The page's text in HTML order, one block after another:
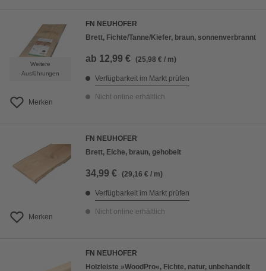
Weitere
Ausführungen
Merken
FN NEUHOFER
Brett, Fichte/Tanne/Kiefer, braun, sonnenverbrannt
ab 12,99 € (25,98 € / m)
Verfügbarkeit im Markt prüfen
Nicht online erhältlich
Merken
FN NEUHOFER
Brett, Eiche, braun, gehobelt
34,99 € (29,16 € / m)
Verfügbarkeit im Markt prüfen
Nicht online erhältlich
FN NEUHOFER
Holzleiste »WoodPro«, Fichte, natur, unbehandelt